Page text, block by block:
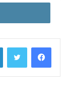
اگر از فضای
ظرفیت‌های علمی،
انتخاب می‌کنید
درباره‌ی تجربه‌ی